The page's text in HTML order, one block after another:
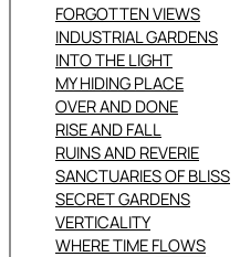
FORGOTTEN VIEWS
INDUSTRIAL GARDENS
INTO THE LIGHT
MY HIDING PLACE
OVER AND DONE
RISE AND FALL
RUINS AND REVERIE
SANCTUARIES OF BLISS
SECRET GARDENS
VERTICALITY
WHERE TIME FLOWS